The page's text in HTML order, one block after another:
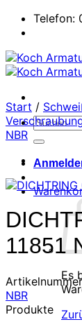
Zum
Inhalt
Telefon:
Suchen
Es
Start /
NBR
11851
NBR
Produkte